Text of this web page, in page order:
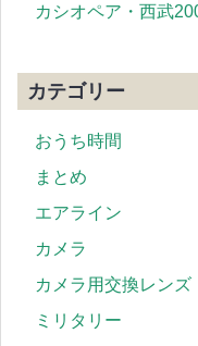
カシオペア・西武
カテゴリー
おうち時間
まとめ
エアライン
カメラ
カメラ用交換レンズ
ミリタリー